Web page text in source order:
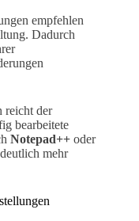
empfehlen
Dadurch
reicht der
bearbeitete
Notepad++ oder
mehr